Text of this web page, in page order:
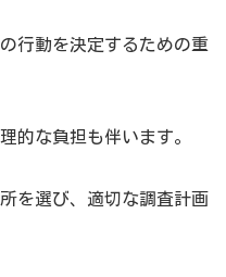
り、それぞれが異なる特
ことが重要です。
ているため、調査の難易
行動を決定するための重
的な負担も伴います。
を選び、適切な調査計画